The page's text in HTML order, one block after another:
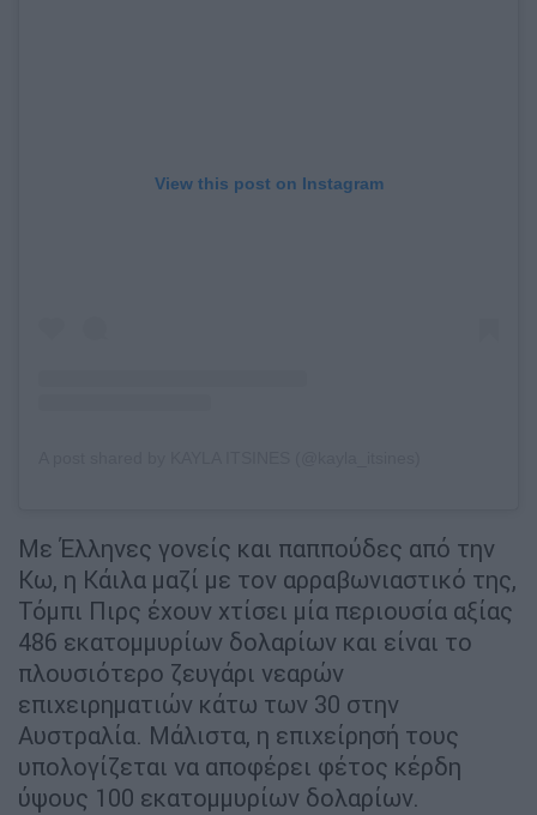
View this post on Instagram
Με Έλληνες γονείς και παππούδες από την
Κω, η Κάιλα μαζί με τον αρραβωνιαστικό της,
Τόμπι Πιρς έχουν χτίσει μία περιουσία αξίας
486 εκατομμυρίων δολαρίων και είναι το
πλουσιότερο ζευγάρι νεαρών
επιχειρηματιών κάτω των 30 στην
Αυστραλία. Μάλιστα, η επιχείρησή τους
υπολογίζεται να αποφέρει φέτος κέρδη
ύψους 100 εκατομμυρίων δολαρίων.